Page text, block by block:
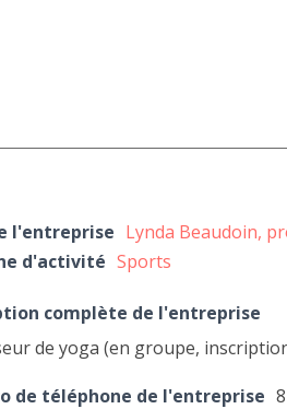
l'entreprise Lynda Beaudoin,
d'activité Sports
complète de l'entreprise
de yoga (en groupe,
de téléphone de l'entreprise